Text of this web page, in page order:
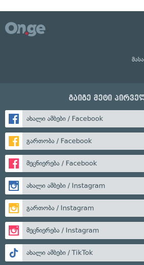
გაიგე მეტი
ახალი ამბები / Facebook
გართობა / Facebook
მეცნიერება / Facebook
ახალი ამბები / Instagram
გართობა / Instagram
მეცნიერება / Instagram
ახალი ამბები / TikTok